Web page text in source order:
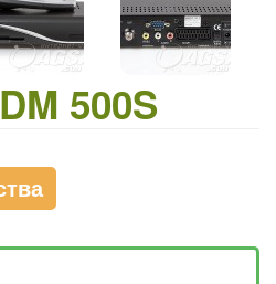
500S